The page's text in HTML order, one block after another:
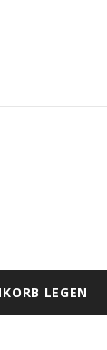
LEGEN